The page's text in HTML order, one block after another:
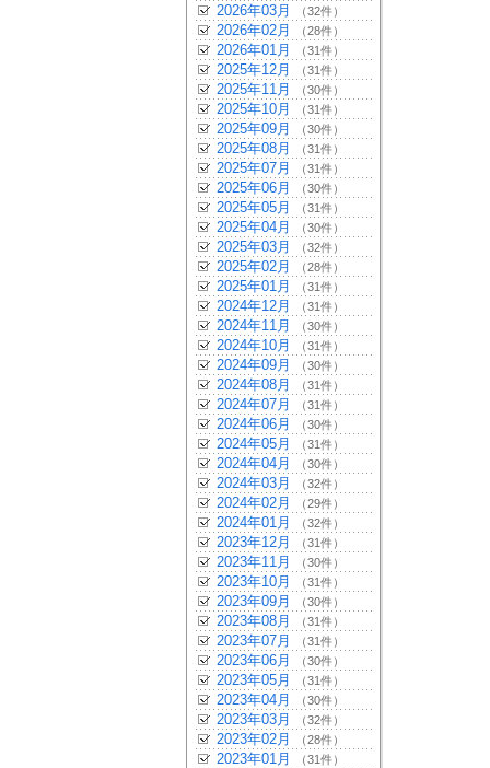
2026年03月 （32件）
2026年02月 （28件）
2026年01月 （31件）
2025年12月 （31件）
2025年11月 （30件）
2025年10月 （31件）
2025年09月 （30件）
2025年08月 （31件）
2025年07月 （31件）
2025年06月 （30件）
2025年05月 （31件）
2025年04月 （30件）
2025年03月 （32件）
2025年02月 （28件）
2025年01月 （31件）
2024年12月 （31件）
2024年11月 （30件）
2024年10月 （31件）
2024年09月 （30件）
2024年08月 （31件）
2024年07月 （31件）
2024年06月 （30件）
2024年05月 （31件）
2024年04月 （30件）
2024年03月 （32件）
2024年02月 （29件）
2024年01月 （32件）
2023年12月 （31件）
2023年11月 （30件）
2023年10月 （31件）
2023年09月 （30件）
2023年08月 （31件）
2023年07月 （31件）
2023年06月 （30件）
2023年05月 （31件）
2023年04月 （30件）
2023年03月 （32件）
2023年02月 （28件）
2023年01月 （31件）